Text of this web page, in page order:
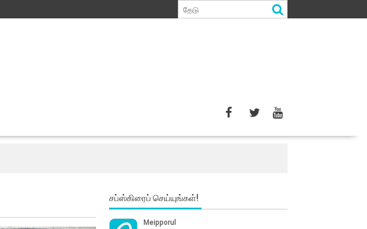
சப்ஸ்கிரைப் செய்யுங்கள்!